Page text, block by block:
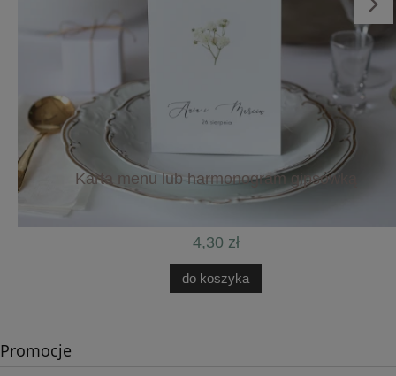
Karta menu lub harmonogram gipsówką
4,30 zł
do koszyka
Promocje